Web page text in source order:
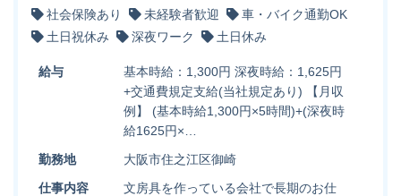
社会保険あり
未経験者歓迎
車・バイク通勤OK
土日祝休み
深夜ワーク 土日休み
給与
基本時給：1,300円 深夜時給：1,625円
+交通費規定支給(当社規定あり) 【月収
例】 (基本時給1,300円×5時間)+(深夜時
給1625円×…
勤務地
大阪市住之江区御崎
仕事内容
文房具を作っている会社で長期のお仕